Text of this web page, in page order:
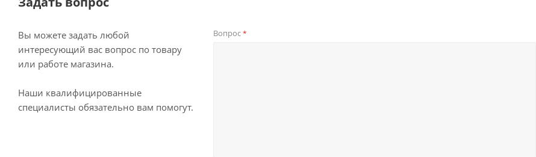
Вы можете задать любой
интересующий вас вопрос по товару
или работе магазина.
Наши квалифицированные
специалисты обязательно вам помогут.
Вопрос*